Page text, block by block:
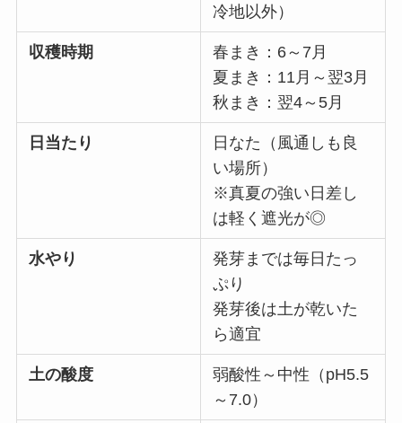
冷地以外）
収穫時期
春まき：6～7月
夏まき：11月～翌3月
秋まき：翌4～5月
日当たり
日なた（風通しも良
い場所）
※真夏の強い日差し
は軽く遮光が◎
水やり
発芽までは毎日たっ
ぷり
発芽後は土が乾いた
ら適宜
土の酸度
弱酸性～中性（pH5.5
～7.0）